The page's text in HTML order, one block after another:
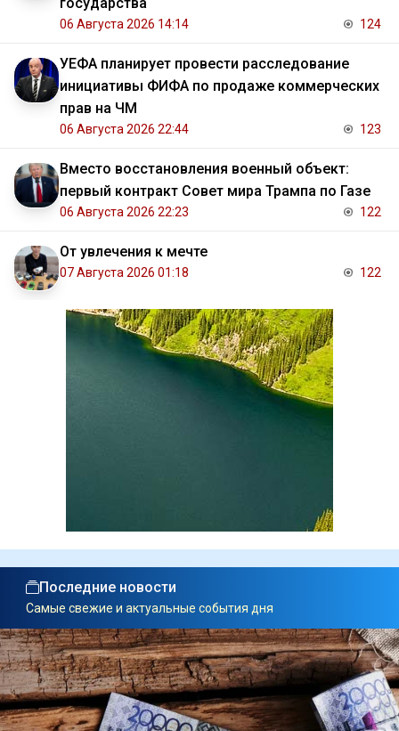
государства
06 Августа 2026 14:14 124
УЕФА планирует провести расследование
инициативы ФИФА по продаже коммерческих
прав на ЧМ
06 Августа 2026 22:44 123
Вместо восстановления военный объект:
первый контракт Совет мира Трампа по Газе
06 Августа 2026 22:23 122
От увлечения к мечте
07 Августа 2026 01:18 122
Последние новости
Самые свежие и актуальные события дня